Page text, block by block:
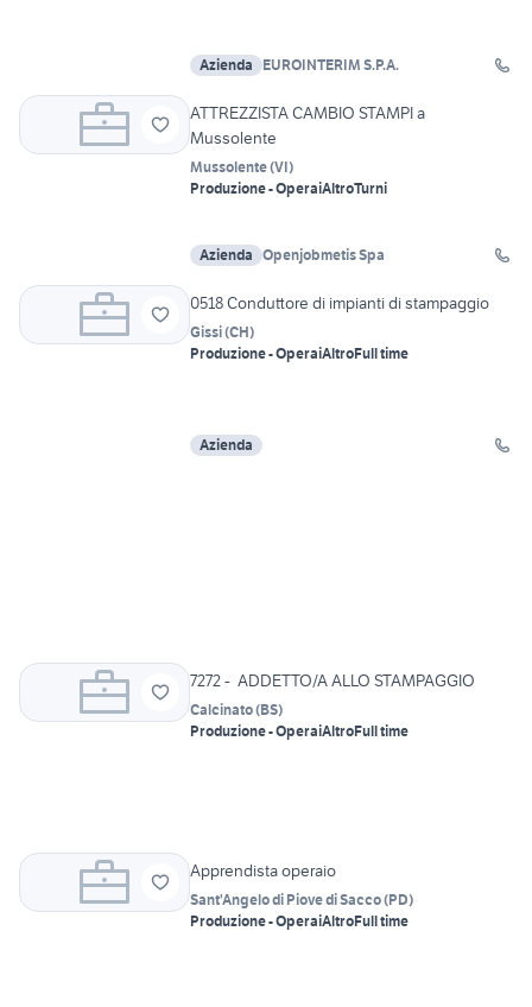
Azienda EUROINTERIM S.P.A.
ATTREZZISTA CAMBIO STAMPI a
Mussolente
Mussolente(VI)
Produzione - OperaiAltroTurni
Azienda Openjobmetis Spa
0518 Conduttore di impianti di stampaggio
Gissi(CH)
Produzione - OperaiAltroFull time
Azienda
7272 - ADDETTO/A ALLO STAMPAGGIO
Calcinato(BS)
Produzione - OperaiAltroFull time
Apprendista operaio
Sant'Angelo di Piove di Sacco(PD)
Produzione - OperaiAltroFull time